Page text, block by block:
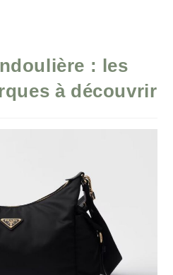
: les
à découvrir